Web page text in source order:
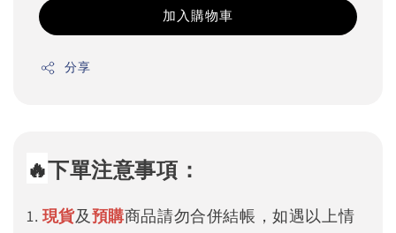
加入購物車
分享
🔥下單注意事項：
1. 現貨及預購商品請勿合併結帳，如遇以上情